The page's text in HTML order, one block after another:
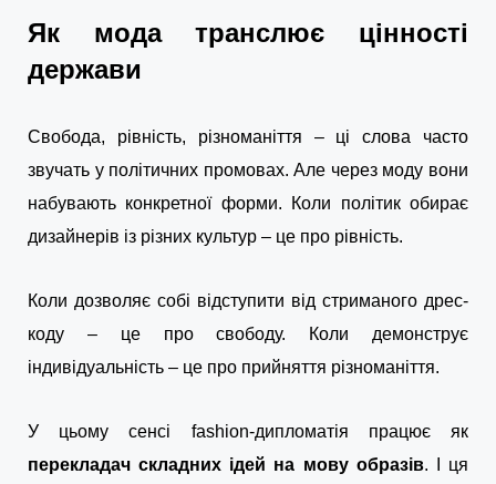
Як мода транслює цінності
держави
Свобода, рівність, різноманіття – ці слова часто
звучать у політичних промовах. Але через моду вони
набувають конкретної форми. Коли політик обирає
дизайнерів із різних культур – це про рівність.
Коли дозволяє собі відступити від стриманого дрес-
коду – це про свободу. Коли демонструє
індивідуальність – це про прийняття різноманіття.
У цьому сенсі fashion-дипломатія працює як
перекладач складних ідей на мову образів. І ця